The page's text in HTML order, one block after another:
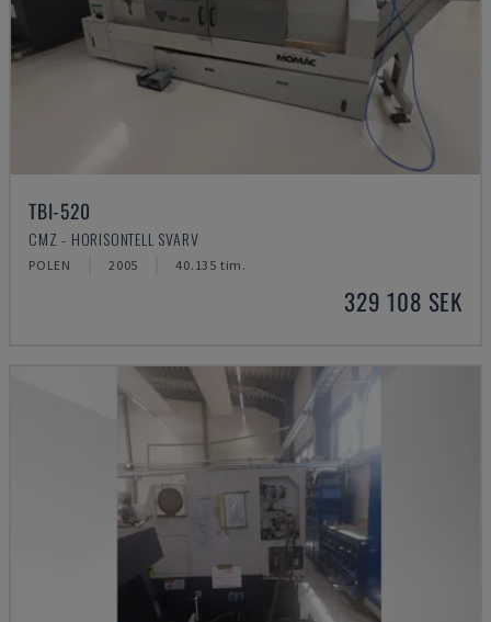
TBI-520
CMZ - HORISONTELL SVARV
POLEN 2005 40.135 tim.
329 108 SEK